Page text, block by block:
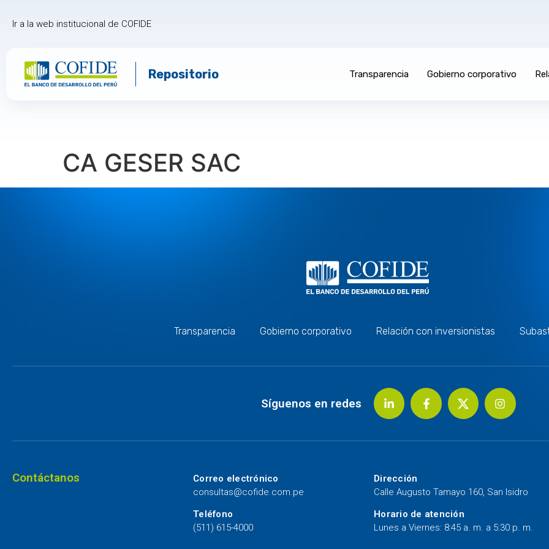
Ir a la web institucional de COFIDE
Repositorio Transparencia Gobierno corporativo
CA GESER SAC
Transparencia Gobierno corporativo Relación con inversionistas
Síguenos en redes
Contáctanos
Correo electrónico
consultas@cofide.com.pe
Teléfono
(511) 615-4000
Dirección
Calle Augusto Tamayo 160, San Isidro
Horario de atención
Lunes a Viernes: 8:45 a. m. a 5:30 p. m.